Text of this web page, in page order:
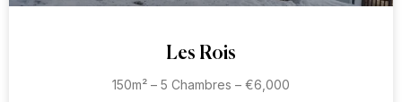
Les Rois
150m² – 5 Chambres – €6,000